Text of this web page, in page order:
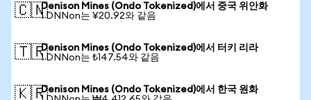
🇨🇳Denison Mines (Ondo Tokenized)에서 중국 위안화
1 DNNon는 ¥20.92와 같음
🇹🇷Denison Mines (Ondo Tokenized)에서 터키 리라
1 DNNon는 ₺147.54와 같음
🇰🇷Denison Mines (Ondo Tokenized)에서 한국 원화